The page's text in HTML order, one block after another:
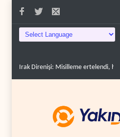
Irak Direnişi: Misilleme ertelendi,